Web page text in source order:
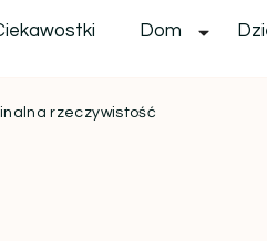
Dom
rzeczywistość